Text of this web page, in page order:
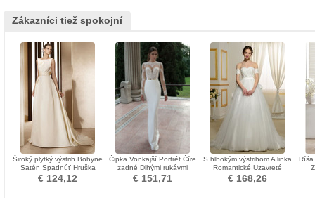
Zákazníci tiež spokojní
Široký plytký výstrih Bohyne
Satén Spadnúť Hruška
Poroka Obleko
€ 124,12
Čipka Vonkajší Portrét Číre
zadné Dlhými rukávmi
Svadobné šaty
€ 151,71
S hlbokým výstrihom A linka
Romantické Uzavreté
rukávy Nevestin obleko
€ 168,26
Ríša